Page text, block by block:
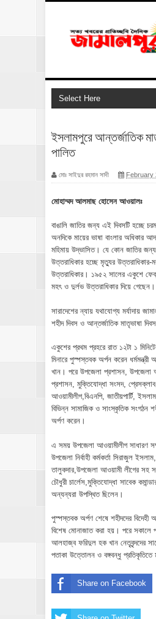
ইসলামপুরে আন্তর্জাতিক
পালিত
মোঃ সাইদুর রহমান সাদী February
মোহাম্মদ আলমাছ হোসেন আওয়ালঃ
বাঙালি জাতির জন্য এই দিবসটি হচ্ছে
অনদিকে মায়ের ভাষা বাংলার অধিকার
মহিমায় উদ্ভাসিত। যে কোন জাতির
উত্তরাধিকার হচ্ছে মৃত্যুর উত্তরাধিকার-
উত্তরাধিকার। ১৯৫২ সালের একুশে
মহৎ ও দুর্লভ উত্তরাধিকার দিয়ে গেছেন।
সারাদেশের ন্যায় যথাযোগ্য মর্যাদায়
শহীদ দিবস ও আন্তর্জাতিক মাতৃভাষা
একুশের প্রথম প্রহরে রাত ১২টা ১
মিনারে পুস্পস্তবক অর্পন করেন
খান। পরে উপজেলা প্রশাসন, উপজেলা
প্রশাসন, মুক্তিযোদ্ধা সংসদ,
আওয়ামীলীগ,বিএনপি, জাতীয়পার্টি,
বিভিন্ন সামাজিক ও সাংস্কৃতিক সংগঠন
অর্পণ করেন।
এ সময় উপজেলা আওয়ামীলীগ সাধারণ
উপজেলা নির্বাহী কর্মকর্তা সিরাজুল
তালুকদার,উপজেলা আওয়ামী লীগের সহ
চৌধুরী চার্লেস,মুক্তিযোদ্ধা সাবেক
অন্যন্যরা উপস্থিত ছিলেন।
পুস্পস্তবক অর্পণ শেষে শহীদদের বিদেহী
বিশেষ মোনাজাত করা হয়। পরে সকালে
আলহাজ্ব ফরিদুল হক খান নেতৃবৃন্দদের
পতাকা উত্তোলন ও বঙ্গবন্ধু প্রতিকৃতিতে
Share on Facebook